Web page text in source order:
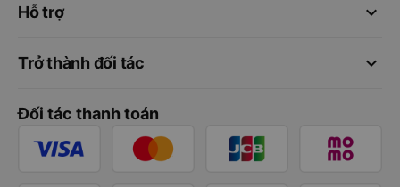
keyboard_arrow_down
Hỗ trợ
keyboard_arrow_down
Trở thành đối tác
Đối tác thanh toán